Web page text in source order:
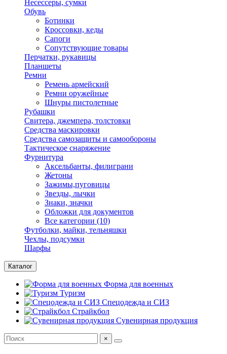
Несессеры, сумки
Обувь
Ботинки
Кроссовки, кеды
Сапоги
Сопутствующие товары
Перчатки, рукавицы
Планшеты
Ремни
Ремень армейский
Ремни оружейные
Шнуры пистолетные
Рубашки
Свитера, джемпера, толстовки
Средства маскировки
Средства самозащиты и самообороны
Тактическое снаряжение
Фурнитура
Аксельбанты, филиграни
Жетоны
Зажимы,пуговицы
Звезды, лычки
Знаки, значки
Обложки для документов
Все категории (10)
Футболки, майки, тельняшки
Чехлы, подсумки
Шарфы
Каталог
Форма для военных
Туризм
Спецодежда и СИЗ
Страйкбол
Сувенирная продукция
×